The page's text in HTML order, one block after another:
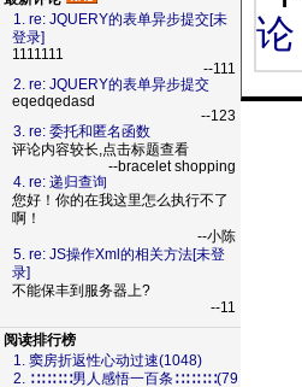
1. re: JQUERY的表单异步提交[未
登录]
1111111
--111
2. re: JQUERY的表单异步提交
eqedqedasd
--123
3. re: 委托和匿名函数
评论内容较长,点击标题查看
--bracelet shopping
4. re: 递归查询
您好！你的在我这里怎么执行不了
啊！
--小陈
5. re: JS操作Xml的相关方法[未登
录]
不能保丰到服务器上?
--11
阅读排行榜
1. 窦房折返性心动过速(1048)
2. ∷∷∷∷男人感悟一百条∷∷∷∷(79